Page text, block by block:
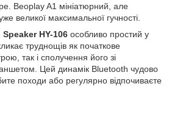
Beoplay A1 мініатюрний, але
великої максимальної гучності.
HY-106 особливо простий у
труднощів як початкове
так і сполучення його зі
Цей динамік Bluetooth чудово
походи або регулярно відпочиваєте